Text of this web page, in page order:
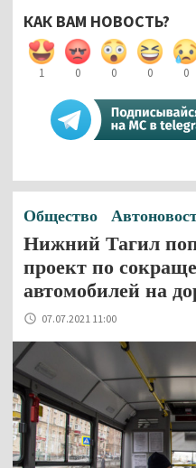
КАК ВАМ НОВОСТЬ?
1 0 0 0 0
Общество
Нижний Тагил
проект по
автомобилей на
07.07.2021 11:00